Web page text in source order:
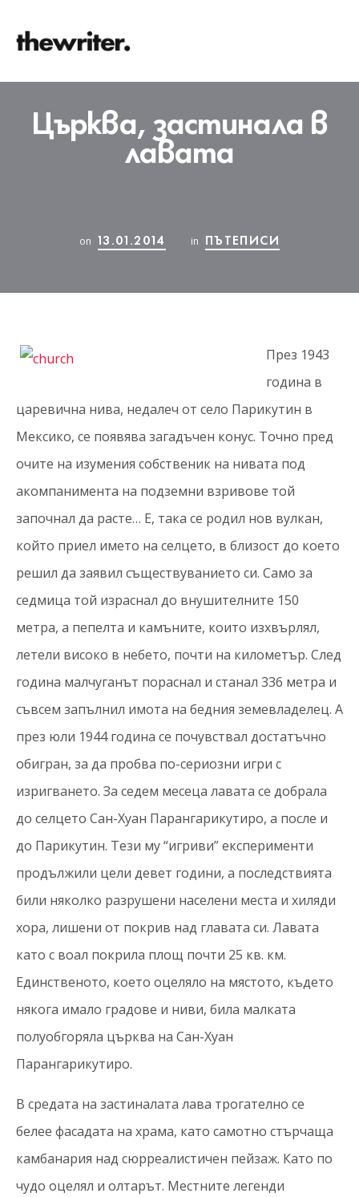
Църква, застинала в
лавата
on 13.01.2014 in ПЪТЕПИСИ
През 1943
година в
царевична нива, недалеч от село Парикутин в
Мексико, се появява загадъчен конус. Точно пред
очите на изумения собственик на нивата под
акомпанимента на подземни взривове той
започнал да расте… Е, така се родил нов вулкан,
който приел името на селцето, в близост до което
решил да заявил съществуванието си. Само за
седмица той израснал до внушителните 150
метра, а пепелта и камъните, които изхвърлял,
летели високо в небето, почти на километър. След
година малчуганът пораснал и станал 336 метра и
съвсем запълнил имота на бедния земевладелец. А
през юли 1944 година се почувствал достатъчно
обигран, за да пробва по-сериозни игри с
изригването. За седем месеца лавата се добрала
до селцето Сан-Хуан Парангарикутиро, а после и
до Парикутин. Тези му “игриви” eксперименти
продължили цели девет години, а последствията
били няколко разрушени населени места и хиляди
хора, лишени от покрив над главата си. Лавата
като с воал покрила площ почти 25 кв. км.
Единственото, което оцеляло на мястото, където
някога имало градове и ниви, била малката
полуобгоряла църква на Сан-Хуан
Парангарикутиро.
В средата на застиналата лава трогателно се
белее фасадата на храма, като самотно стърчаща
камбанария над сюрреалистичен пейзаж. Като по
чудо оцелял и олтарът. Местните легенди